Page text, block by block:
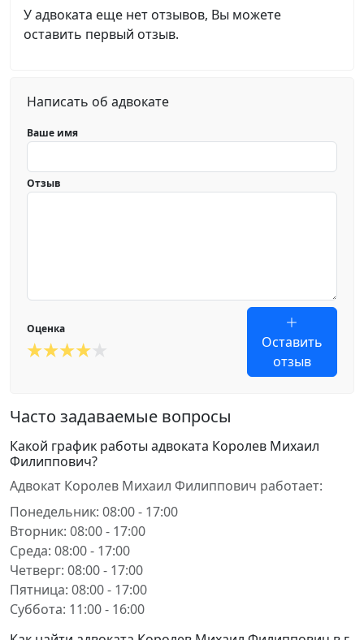
У адвоката еще нет отзывов, Вы можете
оставить первый отзыв.
Написать об адвокате
Ваше имя
Отзыв
Оценка
Оставить
отзыв
Часто задаваемые вопросы
Какой график работы адвоката Королев Михаил
Филиппович?
Адвокат Королев Михаил Филиппович работает:
Понедельник: 08:00 - 17:00
Вторник: 08:00 - 17:00
Среда: 08:00 - 17:00
Четверг: 08:00 - 17:00
Пятница: 08:00 - 17:00
Суббота: 11:00 - 16:00